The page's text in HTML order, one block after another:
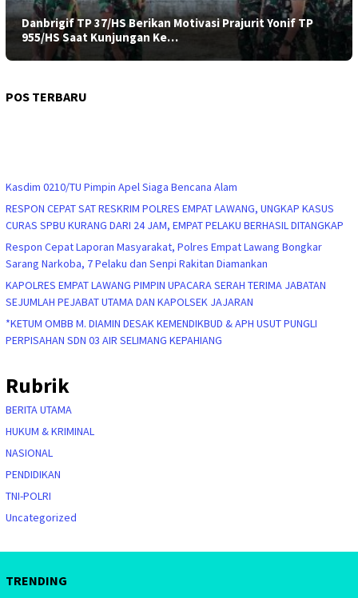
Danbrigif TP 37/HS Berikan Motivasi Prajurit Yonif TP
955/HS Saat Kunjungan Ke…
POS TERBARU
Kasdim 0210/TU Pimpin Apel Siaga Bencana Alam
RESPON CEPAT SAT RESKRIM POLRES EMPAT LAWANG, UNGKAP KASUS
CURAS SPBU KURANG DARI 24 JAM, EMPAT PELAKU BERHASIL DITANGKAP
Respon Cepat Laporan Masyarakat, Polres Empat Lawang Bongkar
Sarang Narkoba, 7 Pelaku dan Senpi Rakitan Diamankan
KAPOLRES EMPAT LAWANG PIMPIN UPACARA SERAH TERIMA JABATAN
SEJUMLAH PEJABAT UTAMA DAN KAPOLSEK JAJARAN
*KETUM OMBB M. DIAMIN DESAK KEMENDIKBUD & APH USUT PUNGLI
PERPISAHAN SDN 03 AIR SELIMANG KEPAHIANG
Rubrik
BERITA UTAMA
HUKUM & KRIMINAL
NASIONAL
PENDIDIKAN
TNI-POLRI
Uncategorized
TRENDING